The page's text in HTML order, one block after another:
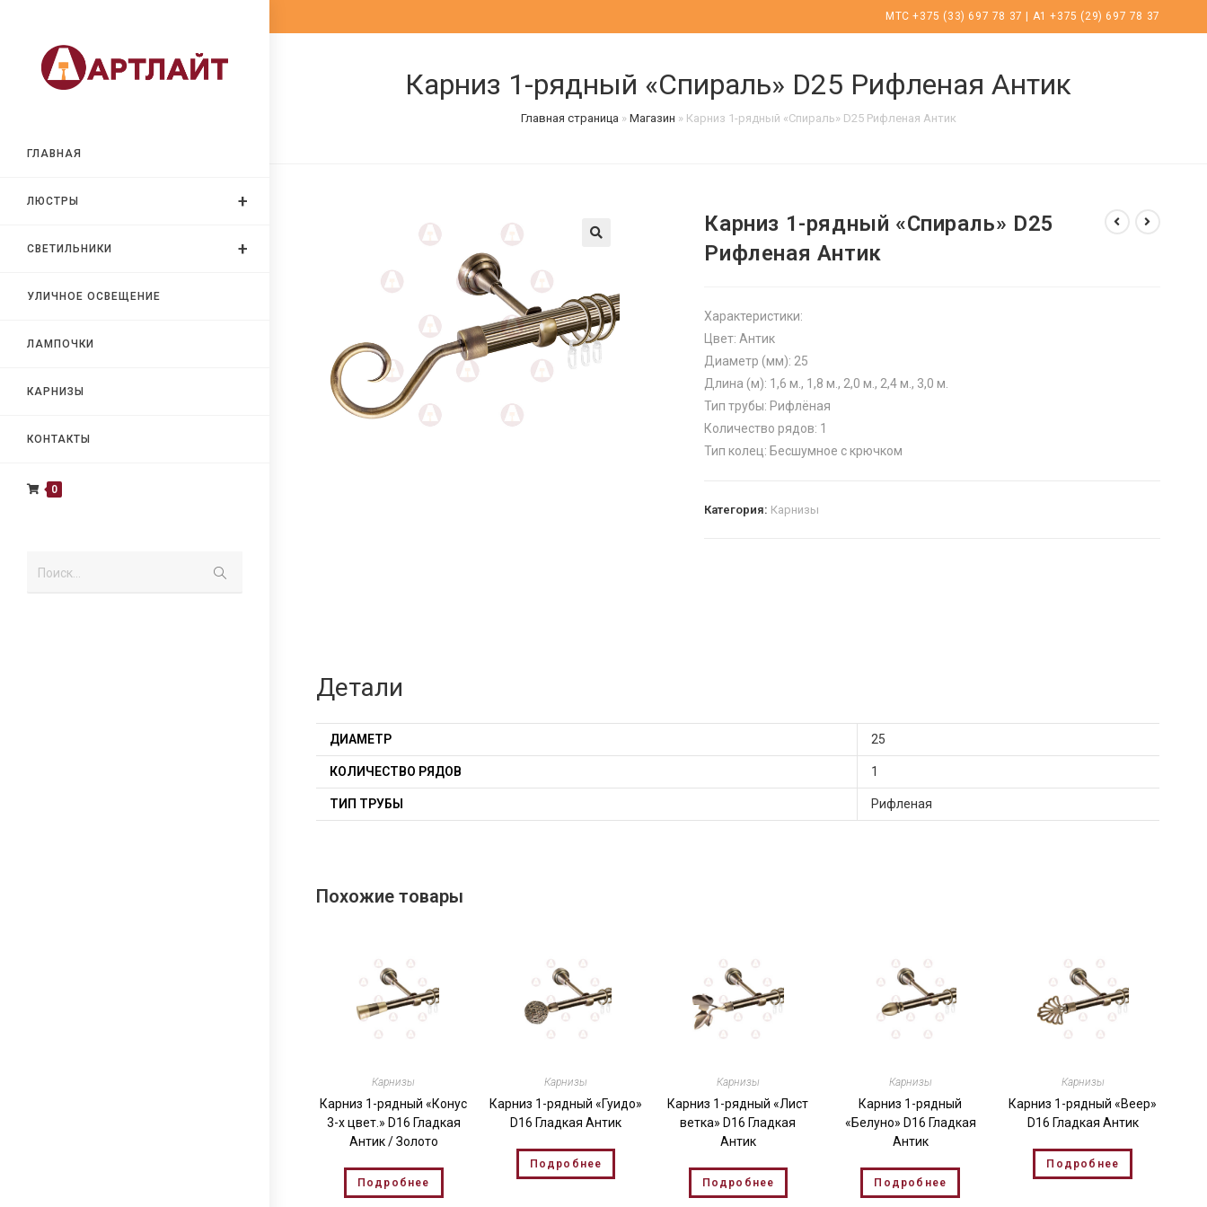
к
МТС +375 (33) 697 78 37 | А1 +375 (29) 697 78 37
ГЛАВНАЯ
ЛЮСТРЫ
СВЕТИЛЬНИКИ
УЛИЧНОЕ ОСВЕЩЕНИЕ
ЛАМПОЧКИ
КАРНИЗЫ
КОНТАКТЫ
0
Поиск...
Карниз 1-рядный «Спираль» D25 Рифленая Антик
Главная страница » Магазин » Карниз 1-рядный «Спираль» D25 Рифленая Антик
Карниз 1-рядный «Спираль» D25
Рифленая Антик
Характеристики:
Цвет: Антик
Диаметр (мм): 25
Длина (м): 1,6 м., 1,8 м., 2,0 м., 2,4 м., 3,0 м.
Тип трубы: Рифлёная
Количество рядов: 1
Тип колец: Бесшумное с крючком
Категория: Карнизы
Детали
ДИАМЕТР 25
КОЛИЧЕСТВО РЯДОВ 1
ТИП ТРУБЫ Рифленая
Похожие товары
Карнизы
Карниз 1-рядный «Конус
3-х цвет.» D16 Гладкая
Антик / Золото
Подробнее
Карнизы
Карниз 1-рядный «Гуидо»
D16 Гладкая Антик
Подробнее
Карнизы
Карниз 1-рядный «Лист
ветка» D16 Гладкая
Антик
Подробнее
Карнизы
Карниз 1-рядный
«Белуно» D16 Гладкая
Антик
Подробнее
Карнизы
Карниз 1-рядный «Веер»
D16 Гладкая Антик
Подробнее